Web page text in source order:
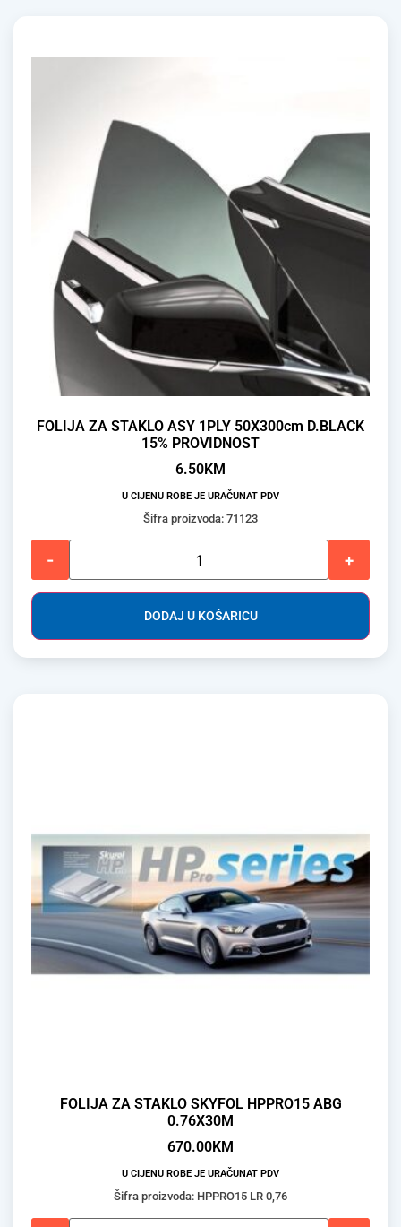
FOLIJA ZA STAKLO ASY 1PLY 50X300cm D.BLACK
15% PROVIDNOST
6.50KM
U CIJENU ROBE JE URAČUNAT PDV
Šifra proizvoda: 71123
- +
DODAJ U KOŠARICU
FOLIJA ZA STAKLO SKYFOL HPPRO15 ABG
0.76X30M
670.00KM
U CIJENU ROBE JE URAČUNAT PDV
Šifra proizvoda: HPPRO15 LR 0,76